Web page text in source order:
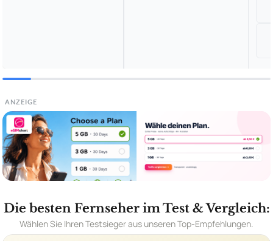
ANZEIGE
Die besten Fernseher im Test & Vergleich:
Wählen Sie Ihren Testsieger aus unseren Top-Empfehlungen.